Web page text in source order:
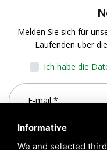
Melden Sie sich für
Laufenden über
Ich habe die
Informative
We and selected